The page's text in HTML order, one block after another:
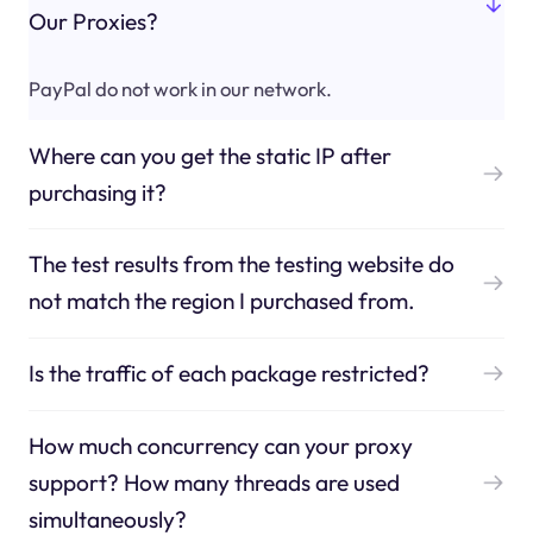
Our Proxies?
PayPal do not work in our network.
Where can you get the static IP after
purchasing it?
The test results from the testing website do
not match the region I purchased from.
Is the traffic of each package restricted?
How much concurrency can your proxy
support? How many threads are used
simultaneously?